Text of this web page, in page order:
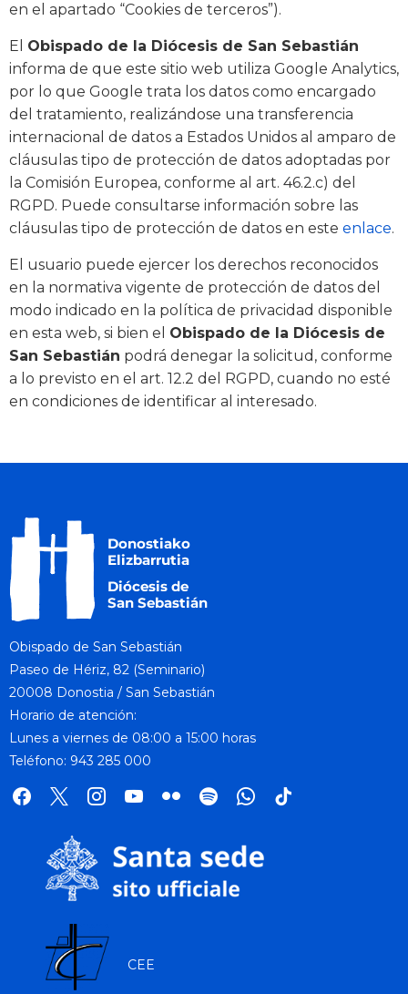
en el apartado “Cookies de terceros”).
El Obispado de la Diócesis de San Sebastián
informa de que este sitio web utiliza Google Analytics,
por lo que Google trata los datos como encargado
del tratamiento, realizándose una transferencia
internacional de datos a Estados Unidos al amparo de
cláusulas tipo de protección de datos adoptadas por
la Comisión Europea, conforme al art. 46.2.c) del
RGPD. Puede consultarse información sobre las
cláusulas tipo de protección de datos en este enlace.
El usuario puede ejercer los derechos reconocidos
en la normativa vigente de protección de datos del
modo indicado en la política de privacidad disponible
en esta web, si bien el Obispado de la Diócesis de
San Sebastián podrá denegar la solicitud, conforme
a lo previsto en el art. 12.2 del RGPD, cuando no esté
en condiciones de identificar al interesado.
Obispado de San Sebastián
Paseo de Hériz, 82 (Seminario)
20008 Donostia / San Sebastián
Horario de atención:
Lunes a viernes de 08:00 a 15:00 horas
Teléfono: 943 285 000
facebook
x instagramyoutube
flickr spotifywhatsapp
tik
CEE